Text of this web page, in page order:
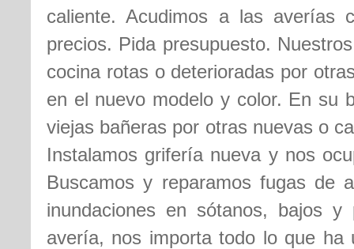
caliente. Acudimos a las averías
precios. Pida presupuesto.
cocina rotas o deterioradas por
en el nuevo modelo y color. En su
viejas bañeras por otras nuevas o
Instalamos grifería nueva y nos
Buscamos y reparamos fugas de
inundaciones en sótanos, bajos
avería, nos importa todo lo que